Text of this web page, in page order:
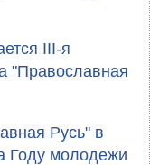
III-я
"Православная
Русь" в
Году молодежи